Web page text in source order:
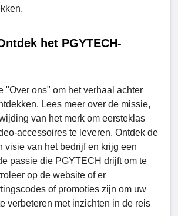
het PGYTECH-
"Over ons" om het verhaal achter
Lees meer over de missie,
van het merk om eersteklas
accessoires te leveren. Ontdek de
visie van het bedrijf en krijg een
passie die PGYTECH drijft om te
op de website of er
of promoties zijn om uw
verbeteren met inzichten in de reis